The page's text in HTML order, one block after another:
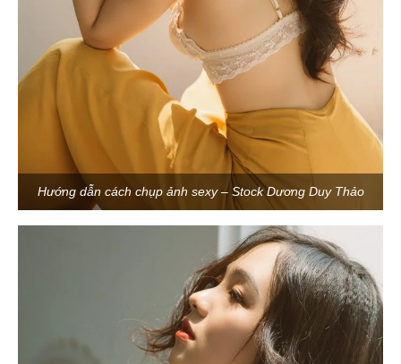
Hướng dẫn cách chụp ảnh sexy – Stock Dương Duy Thảo